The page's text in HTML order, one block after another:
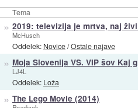
Tema
» 2019: televizija je mrtva, naj
McHusch
Oddelek: Novice/Ostale najave
» Moja Slovenija VS. VIP šov Kaj
LJ4L
Oddelek: Loža
» The Lego Movie (2014)